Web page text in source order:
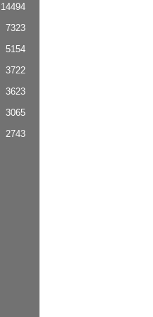
14494
7323
5154
3722
3623
3065
2743